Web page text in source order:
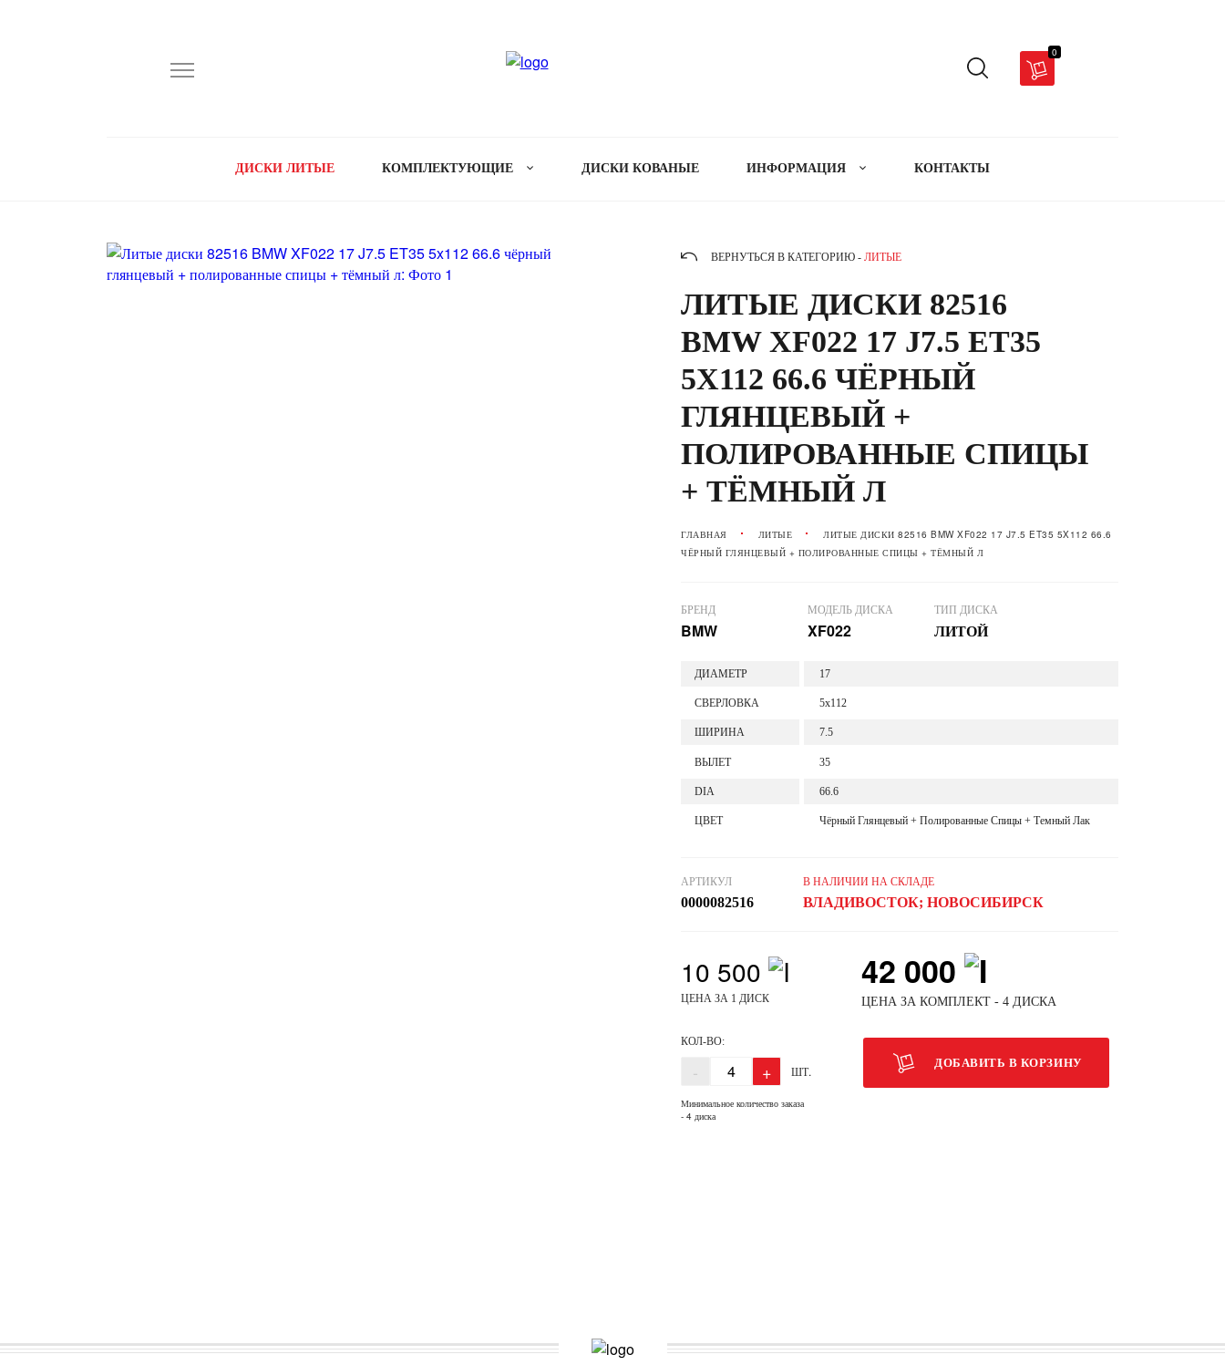
0
ДИСКИ ЛИТЫЕ КОМПЛЕКТУЮЩИЕ ДИСКИ КОВАНЫЕ ИНФОРМАЦИЯ КОНТАКТЫ
ВЕРНУТЬСЯ В КАТЕГОРИЮ - ЛИТЫЕ
ЛИТЫЕ ДИСКИ 82516
BMW XF022 17 J7.5 ET35
5X112 66.6 ЧЁРНЫЙ
ГЛЯНЦЕВЫЙ +
ПОЛИРОВАННЫЕ СПИЦЫ
+ ТЁМНЫЙ Л
ГЛАВНАЯ ЛИТЫЕ
ЛИТЫЕ ДИСКИ 82516 BMW XF022 17 J7.5 ET35 5X112 66.6
ЧЁРНЫЙ ГЛЯНЦЕВЫЙ + ПОЛИРОВАННЫЕ СПИЦЫ + ТЁМНЫЙ Л
БРЕНД
BMW
МОДЕЛЬ ДИСКА
XF022
ТИП ДИСКА
ЛИТОЙ
ДИАМЕТР 17
СВЕРЛОВКА 5x112
ШИРИНА 7.5
ВЫЛЕТ 35
DIA 66.6
ЦВЕТ Чёрный Глянцевый + Полированные Спицы + Темный Лак
АРТИКУЛ
0000082516
В НАЛИЧИИ НА СКЛАДЕ
ВЛАДИВОСТОК; НОВОСИБИРСК
10 500
ЦЕНА ЗА 1 ДИСК
42 000
ЦЕНА ЗА КОМПЛЕКТ - 4 ДИСКА
КОЛ-ВО:
- + ШТ.
Минимальное количество заказа
- 4 диска
ДОБАВИТЬ В КОРЗИНУ